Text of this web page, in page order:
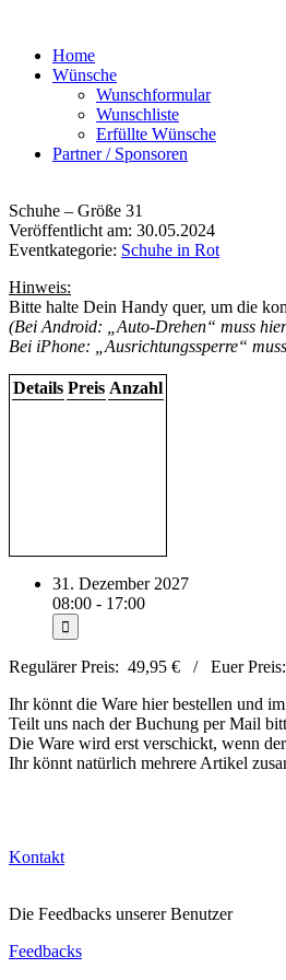
Home
Wünsche
Wunschformular
Wunschliste
Erfüllte Wünsche
Partner / Sponsoren
Schuhe – Größe 31
Veröffentlicht am: 30.05.2024
Eventkategorie: Schuhe in Rot
Hinweis:
Bitte halte Dein Handy quer, um die
(Bei Android: „Auto-Drehen“ muss
Bei iPhone: „Ausrichtungssperre“
Details Preis Anzahl
31. Dezember 2027
08:00 - 17:00
Regulärer Preis: 49,95 € / Euer
Ihr könnt die Ware hier bestellen und
Teilt uns nach der Buchung per Mail
Die Ware wird erst verschickt, wenn
Ihr könnt natürlich mehrere Artikel
Kontakt
Die Feedbacks unserer Benutzer
Feedbacks